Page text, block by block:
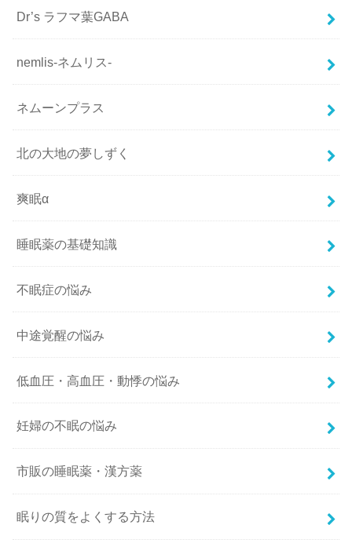
Dr’s ラフマ葉GABA
nemlis-ネムリス-
ネムーンプラス
北の大地の夢しずく
爽眠α
睡眠薬の基礎知識
不眠症の悩み
中途覚醒の悩み
低血圧・高血圧・動悸の悩み
妊婦の不眠の悩み
市販の睡眠薬・漢方薬
眠りの質をよくする方法